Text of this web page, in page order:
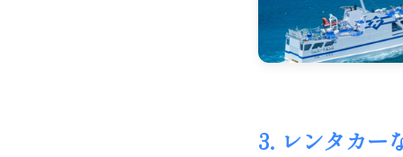
3. レンタカー